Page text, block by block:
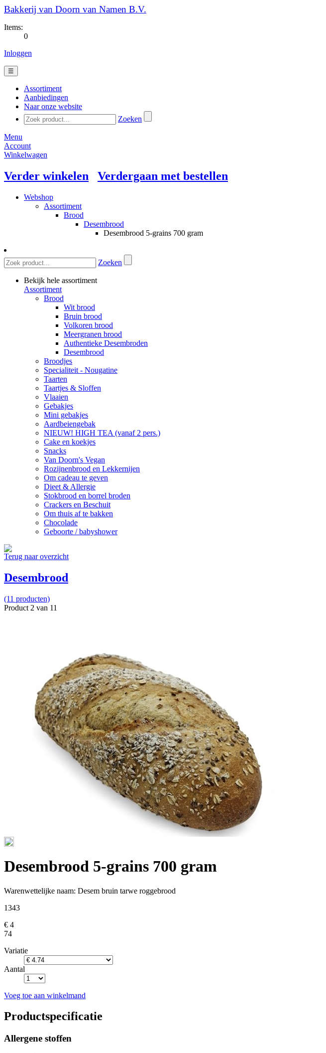
Bakkerij van Doorn van Namen B.V.
Items:
0
Inloggen
☰
Assortiment
Aanbiedingen
Naar onze website
Zoeken
Menu
Account
Winkelwagen
Verder winkelen Verdergaan met bestellen
Webshop
Assortiment
Brood
Desembrood
Desembrood 5-grains 700 gram
Zoeken
Bekijk hele assortiment
Assortiment
Brood
Wit brood
Bruin brood
Volkoren brood
Meergranen brood
Authentieke Desembroden
Desembrood
Broodjes
Specialiteit - Nougatine
Taarten
Taartjes & Sloffen
Vlaaien
Gebakjes
Mini gebakjes
Aardbeiengebak
NIEUW! HIGH TEA (vanaf 2 pers.)
Cake en koekjes
Snacks
Van Doorn's Vegan
Rozijnenbrood en Lekkernijen
Om cadeau te geven
Dieet & Allergie
Stokbrood en borrel broden
Crackers en Beschuit
Om thuis af te bakken
Chocolade
Geboorte / babyshower
Terug naar overzicht
Desembrood
(11 producten)
Product 2 van 11
Desembrood 5-grains 700 gram
Warenwettelijke naam: Desem bruin tarwe roggebrood
1343
€ 4
74
Variatie
Aantal
Voeg toe aan winkelmand
Productspecificatie
Allergene stoffen